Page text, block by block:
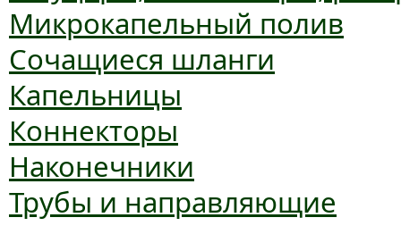
Микрокапельный полив
Сочащиеся шланги
Капельницы
Коннекторы
Наконечники
Трубы и направляющие